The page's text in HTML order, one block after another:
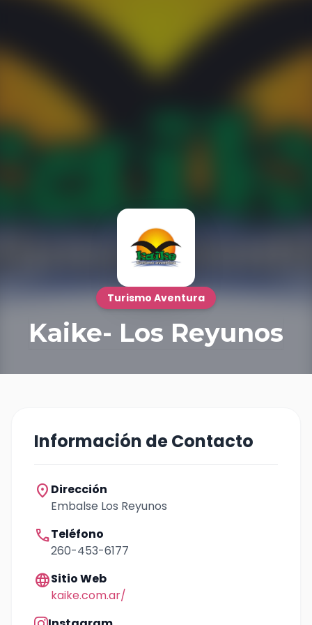
Turismo Aventura
Kaike- Los Reyunos
Información de Contacto
location_on Dirección
Embalse Los Reyunos
callTeléfono
260-453-6177
languageSitio Web
kaike.com.ar/